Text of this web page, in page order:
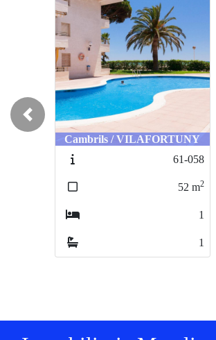
Cambrils / VILAFORTUNY
61-058
52 m2
1
1
Previous